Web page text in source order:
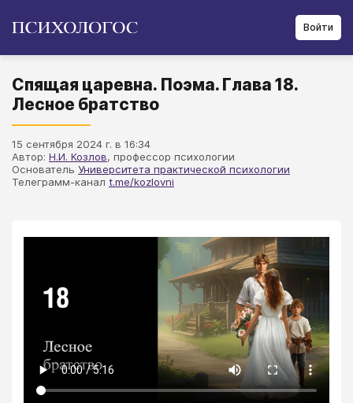
Войти
Спящая царевна. Поэма. Глава 18.
Лесное братство
15 сентября 2024 г. в 16:34
Автор: Н.И. Козлов, профессор психологии
Основатель Университета практической психологии
Телеграмм-канал t.me/kozlovni